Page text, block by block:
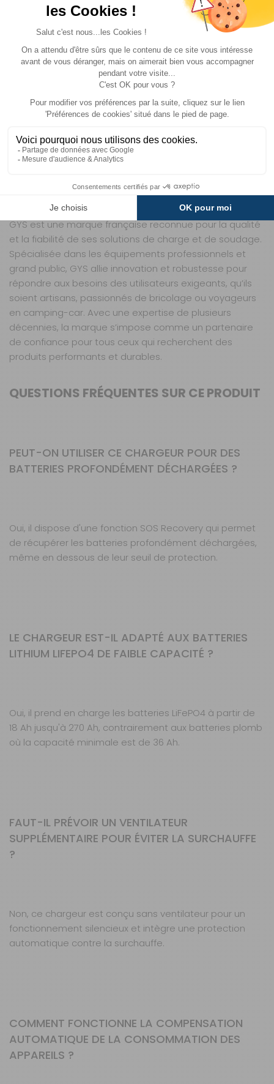
sans encombrer votre espace de vie.
INSTALLATION SIMPLE ET COMPATIBILITÉ
Le GYSFLASH se monte sans difficulté grâce à son
boîtier compact (215 x 175 x 70 mm) et ses fixations
adaptées. Il est compatible avec une large gamme de
batteries, allant de 36 Ah à 270 Ah pour les modèles
plomb/liquide et AGM, et de 18 Ah à 270 Ah pour les
pour un usage occasionnel ou une installation plus
conséquente pour un équipement complet, ce
ses dimensions réduites en font un choix idéal pour les
véhicules où l’espace est compté.
GYS est une marque française reconnue pour la qualité
et la fiabilité de ses solutions de charge et de soudage.
Spécialisée dans les équipements professionnels et
grand public, GYS allie innovation et robustesse pour
répondre aux besoins des utilisateurs exigeants, qu’ils
soient artisans, passionnés de bricolage ou voyageurs
en camping-car. Avec une expertise de plusieurs
décennies, la marque s’impose comme un partenaire
de confiance pour tous ceux qui recherchent des
produits performants et durables.
QUESTIONS FRÉQUENTES SUR CE PRODUIT
PEUT-ON UTILISER CE CHARGEUR POUR DES
BATTERIES PROFONDÉMENT DÉCHARGÉES ?
Oui, il dispose d'une fonction SOS Recovery qui permet
de récupérer les batteries profondément déchargées,
même en dessous de leur seuil de protection.
LE CHARGEUR EST-IL ADAPTÉ AUX BATTERIES
LITHIUM LIFEPO4 DE FAIBLE CAPACITÉ ?
Oui, il prend en charge les batteries LiFePO4 à partir de
18 Ah jusqu'à 270 Ah, contrairement aux batteries plomb
où la capacité minimale est de 36 Ah.
FAUT-IL PRÉVOIR UN VENTILATEUR
SUPPLÉMENTAIRE POUR ÉVITER LA SURCHAUFFE
?
Non, ce chargeur est conçu sans ventilateur pour un
fonctionnement silencieux et intègre une protection
automatique contre la surchauffe.
COMMENT FONCTIONNE LA COMPENSATION
AUTOMATIQUE DE LA CONSOMMATION DES
APPAREILS ?